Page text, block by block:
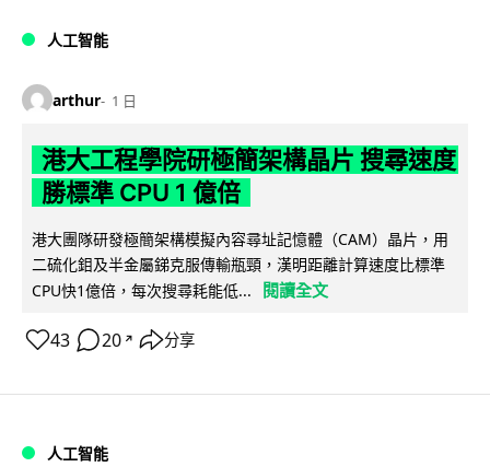
人工智能
arthur 1 日
港大工程學院研極簡架構晶片 搜尋速度
勝標準 CPU 1 億倍
港大團隊研發極簡架構模擬內容尋址記憶體（CAM）晶片，用
二硫化鉬及半金屬銻克服傳輸瓶頸，漢明距離計算速度比標準
CPU快1億倍，每次搜尋耗能低...
閱讀全文
43 20 ↗ 分享
人工智能